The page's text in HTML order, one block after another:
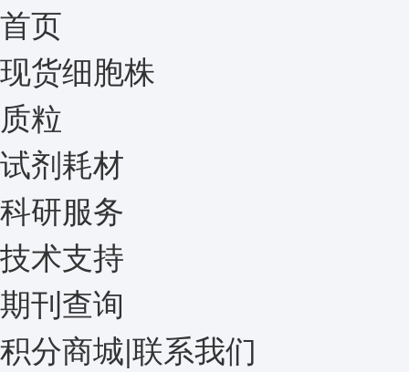
首页
现货细胞株
质粒
试剂耗材
科研服务
技术支持
期刊查询
积分商城|联系我们